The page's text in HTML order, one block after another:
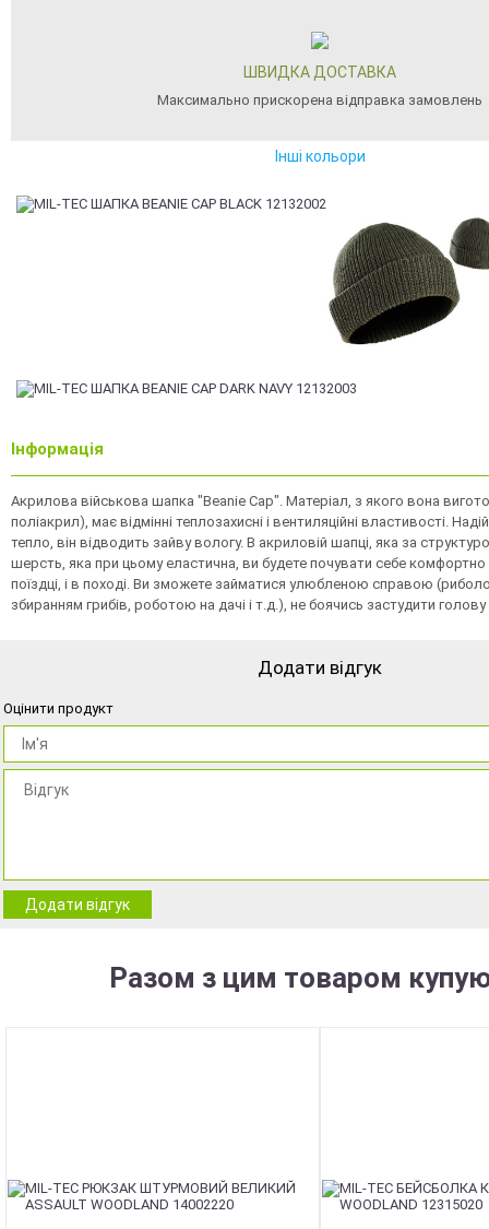
ШВИДКА ДОСТАВКА
Максимально прискорена відправка замовлень
Інші кольори
Інформація
Акрилова військова шапка "Beanie Cap". Матеріал, з якого вона
поліакрил), має відмінні теплозахисні і вентиляційні властивості.
тепло, він відводить зайву вологу. В акриловій шапці, яка за
шерсть, яка при цьому еластична, ви будете почувати себе комфортно і
поїздці, і в поході. Ви зможете займатися улюбленою справою
збиранням грибів, роботою на дачі і т.д.), не боячись застудити голову
Додати відгук
Оцінити продукт
Додати відгук
Разом з цим товаром